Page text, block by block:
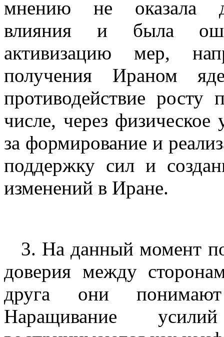
мнению не оказала
влияния и была
активизацию мер,
получения Ираном
противодействие росту
числе, через
за формирование и
поддержку сил и
изменений в Иране.
3. На данный момент
доверия между
друга они
Наращивание